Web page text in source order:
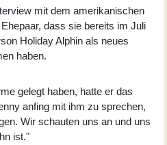
mit dem amerikanischen
dass sie bereits im Juli
Holiday Alphin als neues
haben.
gelegt haben, hatte er das
anfing mit ihm zu sprechen,
Wir schauten uns an und uns
ist."